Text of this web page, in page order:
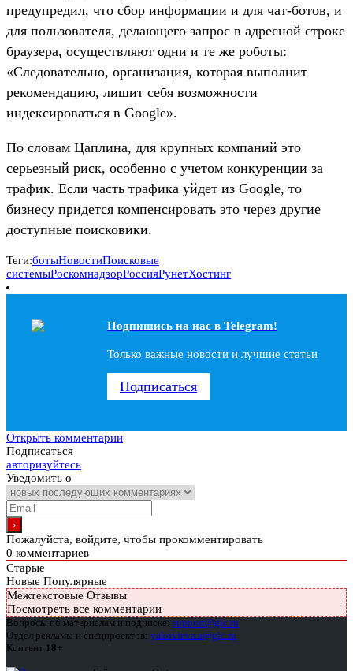
предупредил, что сбор информации и для чат-ботов, и
для пользователя, делающего запрос в адресной строке
браузера, осуществляют одни и те же роботы:
«Следовательно, организация, которая выполнит
рекомендацию, лишит себя возможности
индексироваться в Google».
По словам Цаплина, для крупных компаний это
серьезный риск, особенно с учетом конкуренции за
трафик. Если часть трафика уйдет из Google, то
бизнесу придется компенсировать это через другие
доступные поисковики.
Теги:ботыНовостиПоисковые
системыРоскомнадзорРоссияРунетХостинг
Подпишись на наc в Telegram!
Только важные новости и лучшие статьи
Подписаться
Открыть комментарии
Подписаться
авторизуйтесь
Уведомить о
Пожалуйста, войдите, чтобы прокомментировать
0 комментариев
Старые
Новые Популярные
Межтекстовые Отзывы
Посмотреть все комментарии
Вопросы по материалам и подписке: support@glc.ru
Отдел рекламы и спецпроектов: yakovleva.a@glc.ru
Контент 18+